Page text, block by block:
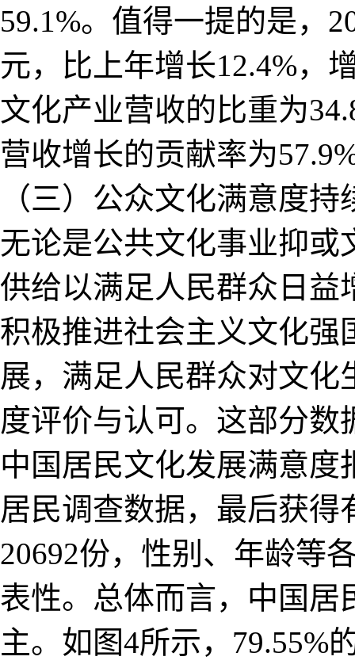
59.1%。值得一提的是，
元，比上年增长12.4%，
文化产业营收的比重为
营收增长的贡献率为
（三）公众文化满意度持
无论是公共文化事业抑
供给以满足人民群众日益
积极推进社会主义文化强
展，满足人民群众对文
度评价与认可。这部分数
中国居民文化发展满意度
居民调查数据，最后获得
20692份，性别、年龄等
表性。总体而言，中国居
主。如图4所示，79.55%